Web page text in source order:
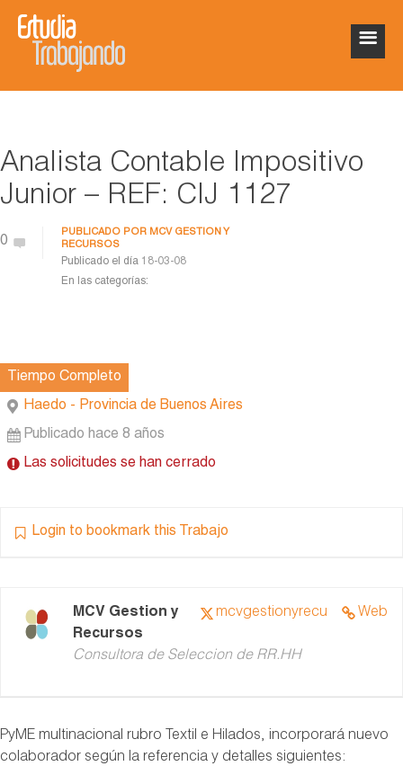
Analista Contable Impositivo
Junior – REF: CIJ 1127
0
PUBLICADO POR MCV GESTION Y
RECURSOS
Publicado el día 18-03-08
En las categorías:
Tiempo Completo
Haedo - Provincia de Buenos Aires
Publicado hace 8 años
Las solicitudes se han cerrado
Login to bookmark this Trabajo
Web
mcvgestionyrecu
MCV Gestion y
Recursos
Consultora de Seleccion de RR.HH
PyME multinacional rubro Textil e Hilados, incorporará nuevo
colaborador según la referencia y detalles siguientes: